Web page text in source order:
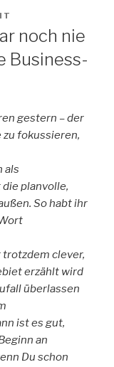
noch nie
Business-
gestern – der
zu fokussieren,
als
planvolle,
So habt ihr
clever,
erzählt wird
überlassen
ist es gut,
an
Du schon